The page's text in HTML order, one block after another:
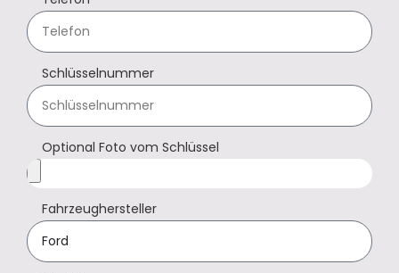
Schlüsselnummer
Optional Foto vom Schlüssel
Fahrzeughersteller